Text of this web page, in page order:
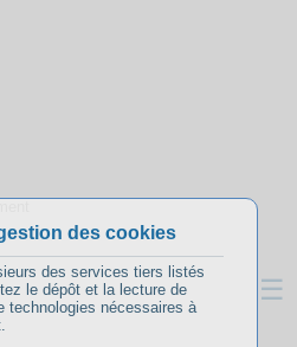
☰
des cookies
des services tiers listés
le dépôt et la lecture de
technologies nécessaires à